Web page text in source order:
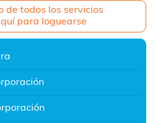
de todos los servicios
para loguearse